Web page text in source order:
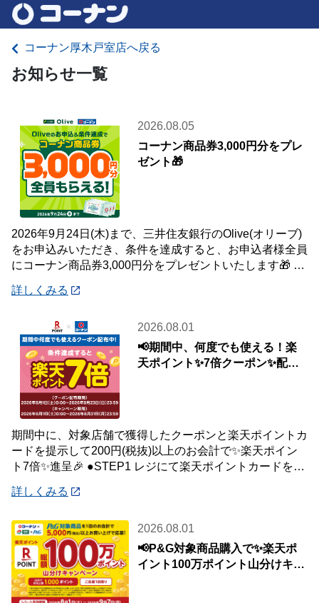
コーナン厚木戸室店へ戻る
お知らせ一覧
2026.08.05
コーナン商品券3,000円分をプレ
ゼント🎁
2026年9月24日(木)まで、三井住友銀行のOlive(オリーブ)
をお申込みいただき、条件を達成すると、お申込者様全員
にコーナン商品券3,000円分をプレゼントいたします🎁 詳
詳しくみる
2026.08.01
📢期間中、何度でも使える！楽
天ポイント✨7倍クーポン✨配布
期間中に、対象店舗で獲得したクーポンと楽天ポイントカ
ードを提示して200円(税抜)以上のお会計で✨楽天ポイン
ト7倍✨進呈🎉 ●STEP1 レジにて楽天ポイントカードを提
詳しくみる
2026.08.01
📢P&G対象商品購入で✨楽天ポ
イント100万ポイント山分けキャ